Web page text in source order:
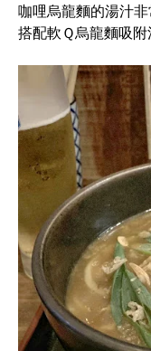
咖哩烏龍麵的湯汁
搭配軟Ｑ烏龍麵吸附